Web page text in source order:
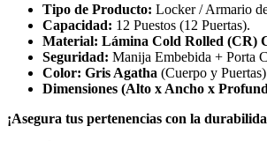
Tipo de Producto: Locker / Armario
Capacidad: 12 Puestos (12 Puertas).
Material: Lámina Cold Rolled (CR)
Seguridad: Manija Embebida + Porta
Color: Gris Agatha (Cuerpo y
Dimensiones (Alto x Ancho x
¡Asegura tus pertenencias con la